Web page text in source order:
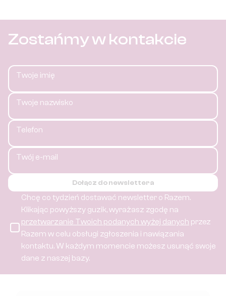
Zostańmy w kontakcie
Twoje imię
Twoje nazwisko
Telefon
Twój e-mail
Dołącz do newslettera
Chcę co tydzień dostawać newsletter o Razem.
Klikając powyższy guzik, wyrażasz zgodę na
przetwarzanie Twoich podanych wyżej danych przez
Razem w celu obsługi zgłoszenia i nawiązania
kontaktu. W każdym momencie możesz usunąć swoje
dane z naszej bazy.